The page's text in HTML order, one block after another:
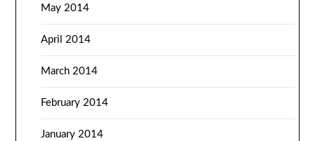
May 2014
April 2014
March 2014
February 2014
January 2014